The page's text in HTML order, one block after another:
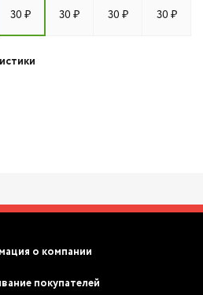
30 ₽ 30 ₽ 30 ₽ 30 ₽
о компании
покупателей